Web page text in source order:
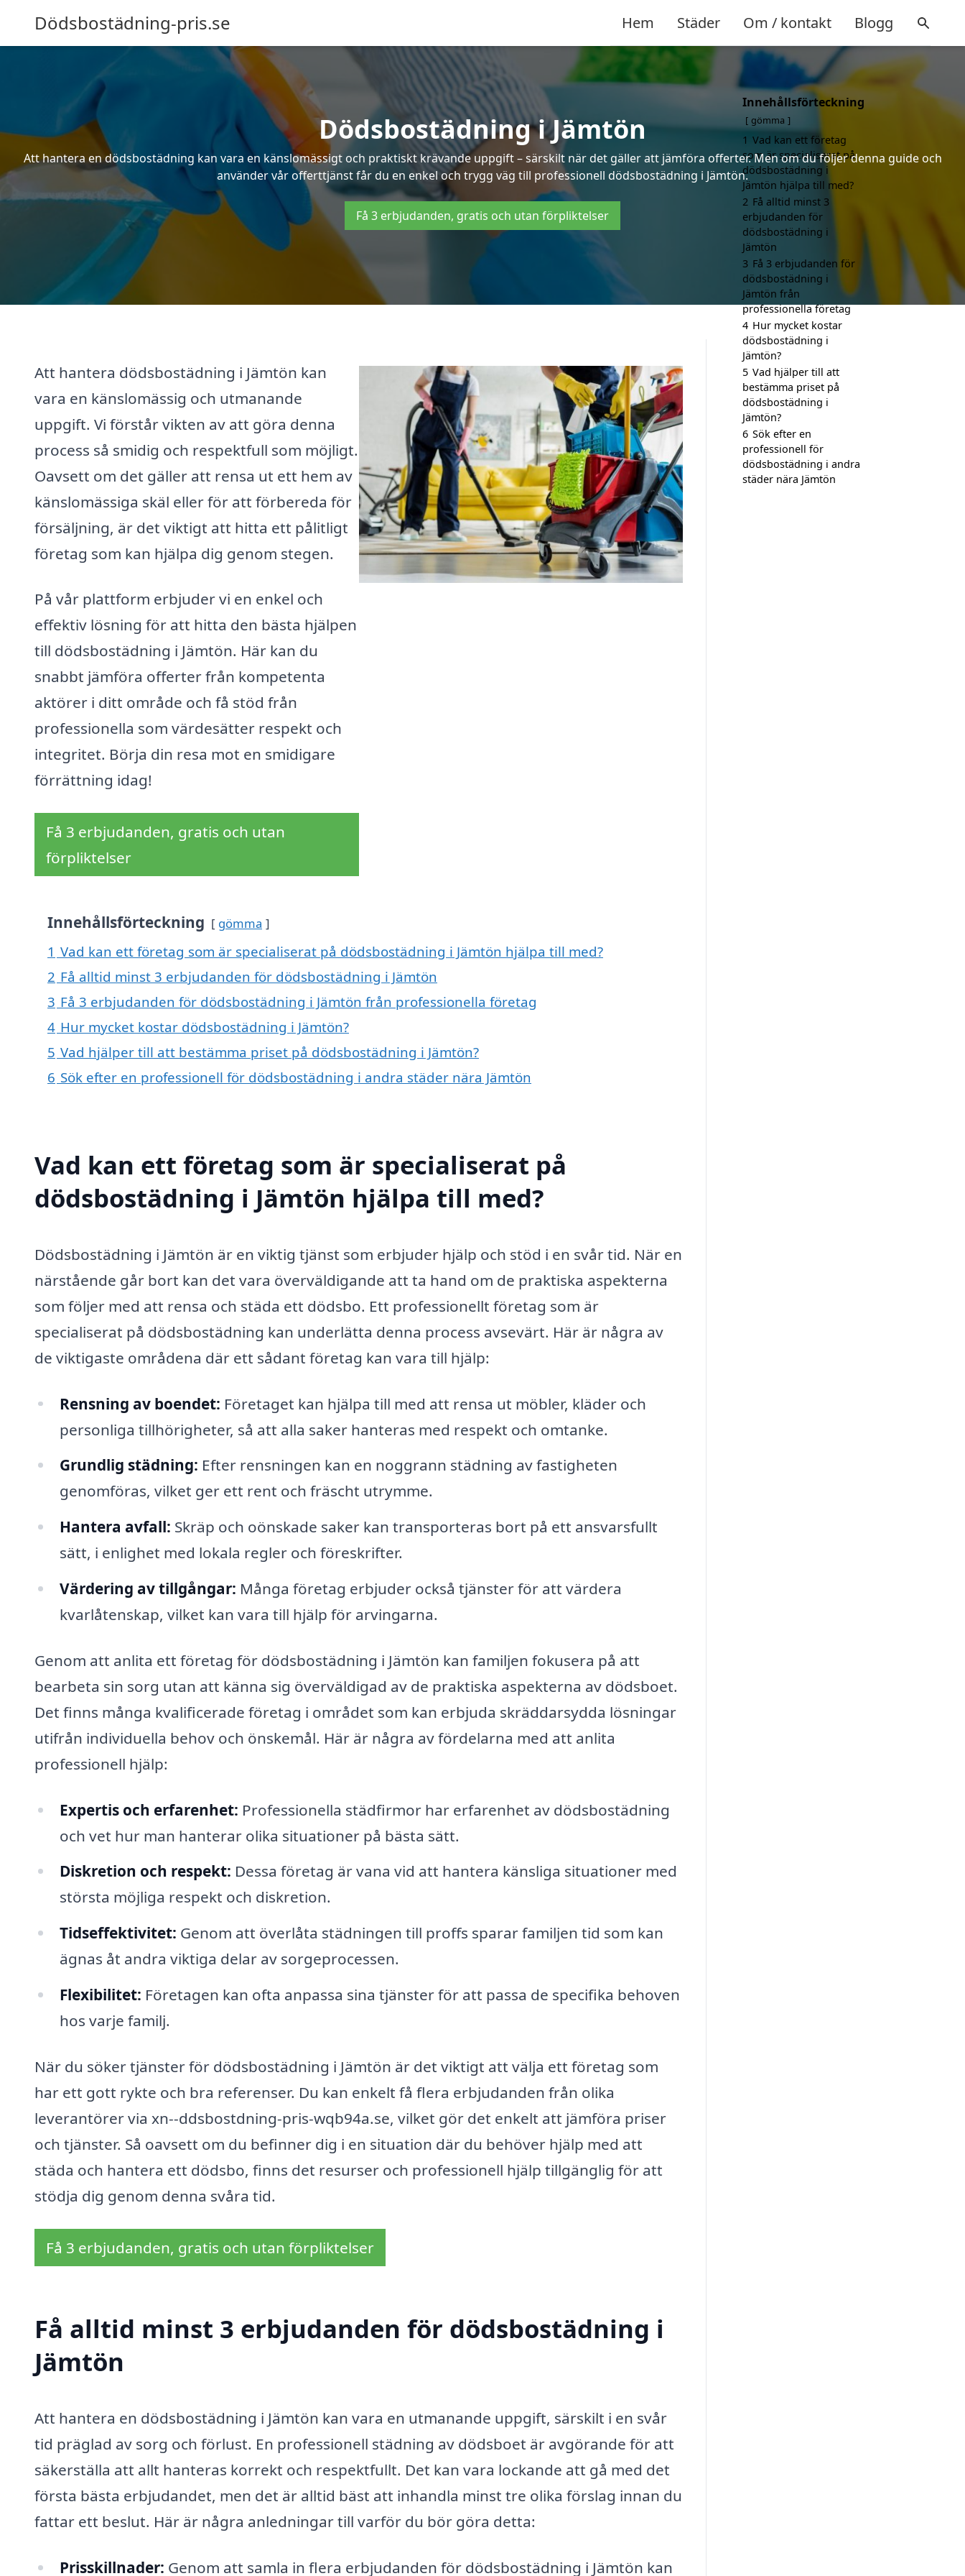
Dödsbostädning-pris.se Hem Städer Om / kontakt Blogg
Dödsbostädning i Jämtön
Att hantera en dödsbostädning kan vara en känslomässigt och praktiskt krävande uppgift – särskilt när det gäller att jämföra offerter. Men om du följer denna guide och
använder vår offerttjänst får du en enkel och trygg väg till professionell dödsbostädning i Jämtön.
Få 3 erbjudanden, gratis och utan förpliktelser
Att hantera dödsbostädning i Jämtön kan
vara en känslomässig och utmanande
uppgift. Vi förstår vikten av att göra denna
process så smidig och respektfull som möjligt.
Oavsett om det gäller att rensa ut ett hem av
känslomässiga skäl eller för att förbereda för
försäljning, är det viktigt att hitta ett pålitligt
företag som kan hjälpa dig genom stegen.
På vår plattform erbjuder vi en enkel och
effektiv lösning för att hitta den bästa hjälpen
till dödsbostädning i Jämtön. Här kan du
snabbt jämföra offerter från kompetenta
aktörer i ditt område och få stöd från
professionella som värdesätter respekt och
integritet. Börja din resa mot en smidigare
förrättning idag!
Få 3 erbjudanden, gratis och utan
förpliktelser
Innehållsförteckning gömma
1 Vad kan ett företag som är specialiserat på dödsbostädning i Jämtön hjälpa till med?
2 Få alltid minst 3 erbjudanden för dödsbostädning i Jämtön
3 Få 3 erbjudanden för dödsbostädning i Jämtön från professionella företag
4 Hur mycket kostar dödsbostädning i Jämtön?
5 Vad hjälper till att bestämma priset på dödsbostädning i Jämtön?
6 Sök efter en professionell för dödsbostädning i andra städer nära Jämtön
Vad kan ett företag som är specialiserat på
dödsbostädning i Jämtön hjälpa till med?
Dödsbostädning i Jämtön är en viktig tjänst som erbjuder hjälp och stöd i en svår tid. När en
närstående går bort kan det vara överväldigande att ta hand om de praktiska aspekterna
som följer med att rensa och städa ett dödsbo. Ett professionellt företag som är
specialiserat på dödsbostädning kan underlätta denna process avsevärt. Här är några av
de viktigaste områdena där ett sådant företag kan vara till hjälp:
Rensning av boendet: Företaget kan hjälpa till med att rensa ut möbler, kläder och
personliga tillhörigheter, så att alla saker hanteras med respekt och omtanke.
Grundlig städning: Efter rensningen kan en noggrann städning av fastigheten
genomföras, vilket ger ett rent och fräscht utrymme.
Hantera avfall: Skräp och oönskade saker kan transporteras bort på ett ansvarsfullt
sätt, i enlighet med lokala regler och föreskrifter.
Värdering av tillgångar: Många företag erbjuder också tjänster för att värdera
kvarlåtenskap, vilket kan vara till hjälp för arvingarna.
Genom att anlita ett företag för dödsbostädning i Jämtön kan familjen fokusera på att
bearbeta sin sorg utan att känna sig överväldigad av de praktiska aspekterna av dödsboet.
Det finns många kvalificerade företag i området som kan erbjuda skräddarsydda lösningar
utifrån individuella behov och önskemål. Här är några av fördelarna med att anlita
professionell hjälp:
Expertis och erfarenhet: Professionella städfirmor har erfarenhet av dödsbostädning
och vet hur man hanterar olika situationer på bästa sätt.
Diskretion och respekt: Dessa företag är vana vid att hantera känsliga situationer med
största möjliga respekt och diskretion.
Tidseffektivitet: Genom att överlåta städningen till proffs sparar familjen tid som kan
ägnas åt andra viktiga delar av sorgeprocessen.
Flexibilitet: Företagen kan ofta anpassa sina tjänster för att passa de specifika behoven
hos varje familj.
När du söker tjänster för dödsbostädning i Jämtön är det viktigt att välja ett företag som
har ett gott rykte och bra referenser. Du kan enkelt få flera erbjudanden från olika
leverantörer via xn--ddsbostdning-pris-wqb94a.se, vilket gör det enkelt att jämföra priser
och tjänster. Så oavsett om du befinner dig i en situation där du behöver hjälp med att
städa och hantera ett dödsbo, finns det resurser och professionell hjälp tillgänglig för att
stödja dig genom denna svåra tid.
Få 3 erbjudanden, gratis och utan förpliktelser
Få alltid minst 3 erbjudanden för dödsbostädning i
Jämtön
Att hantera en dödsbostädning i Jämtön kan vara en utmanande uppgift, särskilt i en svår
tid präglad av sorg och förlust. En professionell städning av dödsboet är avgörande för att
säkerställa att allt hanteras korrekt och respektfullt. Det kan vara lockande att gå med det
första bästa erbjudandet, men det är alltid bäst att inhandla minst tre olika förslag innan du
fattar ett beslut. Här är några anledningar till varför du bör göra detta:
Prisskillnader: Genom att samla in flera erbjudanden för dödsbostädning i Jämtön kan
Innehållsförteckning
gömma
1 Vad kan ett företag
som är specialiserat på
dödsbostädning i
Jämtön hjälpa till med?
2 Få alltid minst 3
erbjudanden för
dödsbostädning i
Jämtön
3 Få 3 erbjudanden för
dödsbostädning i
Jämtön från
professionella företag
4 Hur mycket kostar
dödsbostädning i
Jämtön?
5 Vad hjälper till att
bestämma priset på
dödsbostädning i
Jämtön?
6 Sök efter en
professionell för
dödsbostädning i andra
städer nära Jämtön